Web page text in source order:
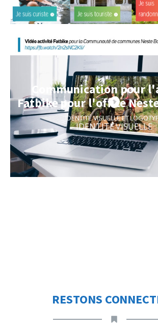
Communication pour
Fatbike pour l'office
IDENTITÉ VISUELLE ET
IDENTITÉ VISUELLE
RESTONS